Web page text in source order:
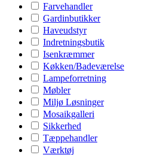
Farvehandler
Gardinbutikker
Haveudstyr
Indretningsbutik
Isenkræmmer
Køkken/Badeværelse
Lampeforretning
Møbler
Miljø Løsninger
Mosaikgalleri
Sikkerhed
Tæppehandler
Værktøj